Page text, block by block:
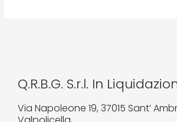
Q.R.B.G. S.r.l. In
Via Napoleone 19, 37015 Sant’